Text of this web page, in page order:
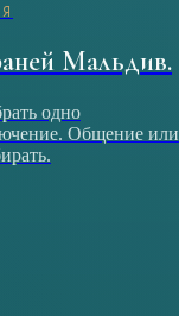
Мальдив.
одно
Общение или